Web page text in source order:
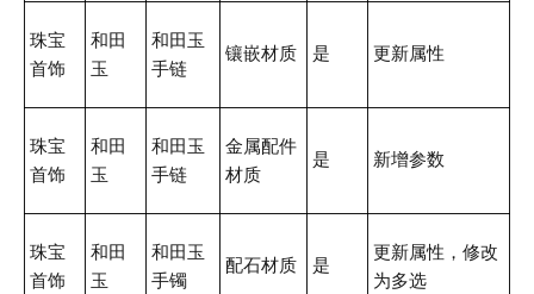
珠宝
首饰
和田
玉
和田玉
手链
镶嵌材质 是 更新属性
珠宝
首饰
和田
玉
和田玉
手链
金属配件
材质
是 新增参数
珠宝
首饰
和田
玉
和田玉
手镯
配石材质 是
更新属性，修改
为多选